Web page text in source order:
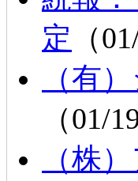
定 （
（有
（01/
（株